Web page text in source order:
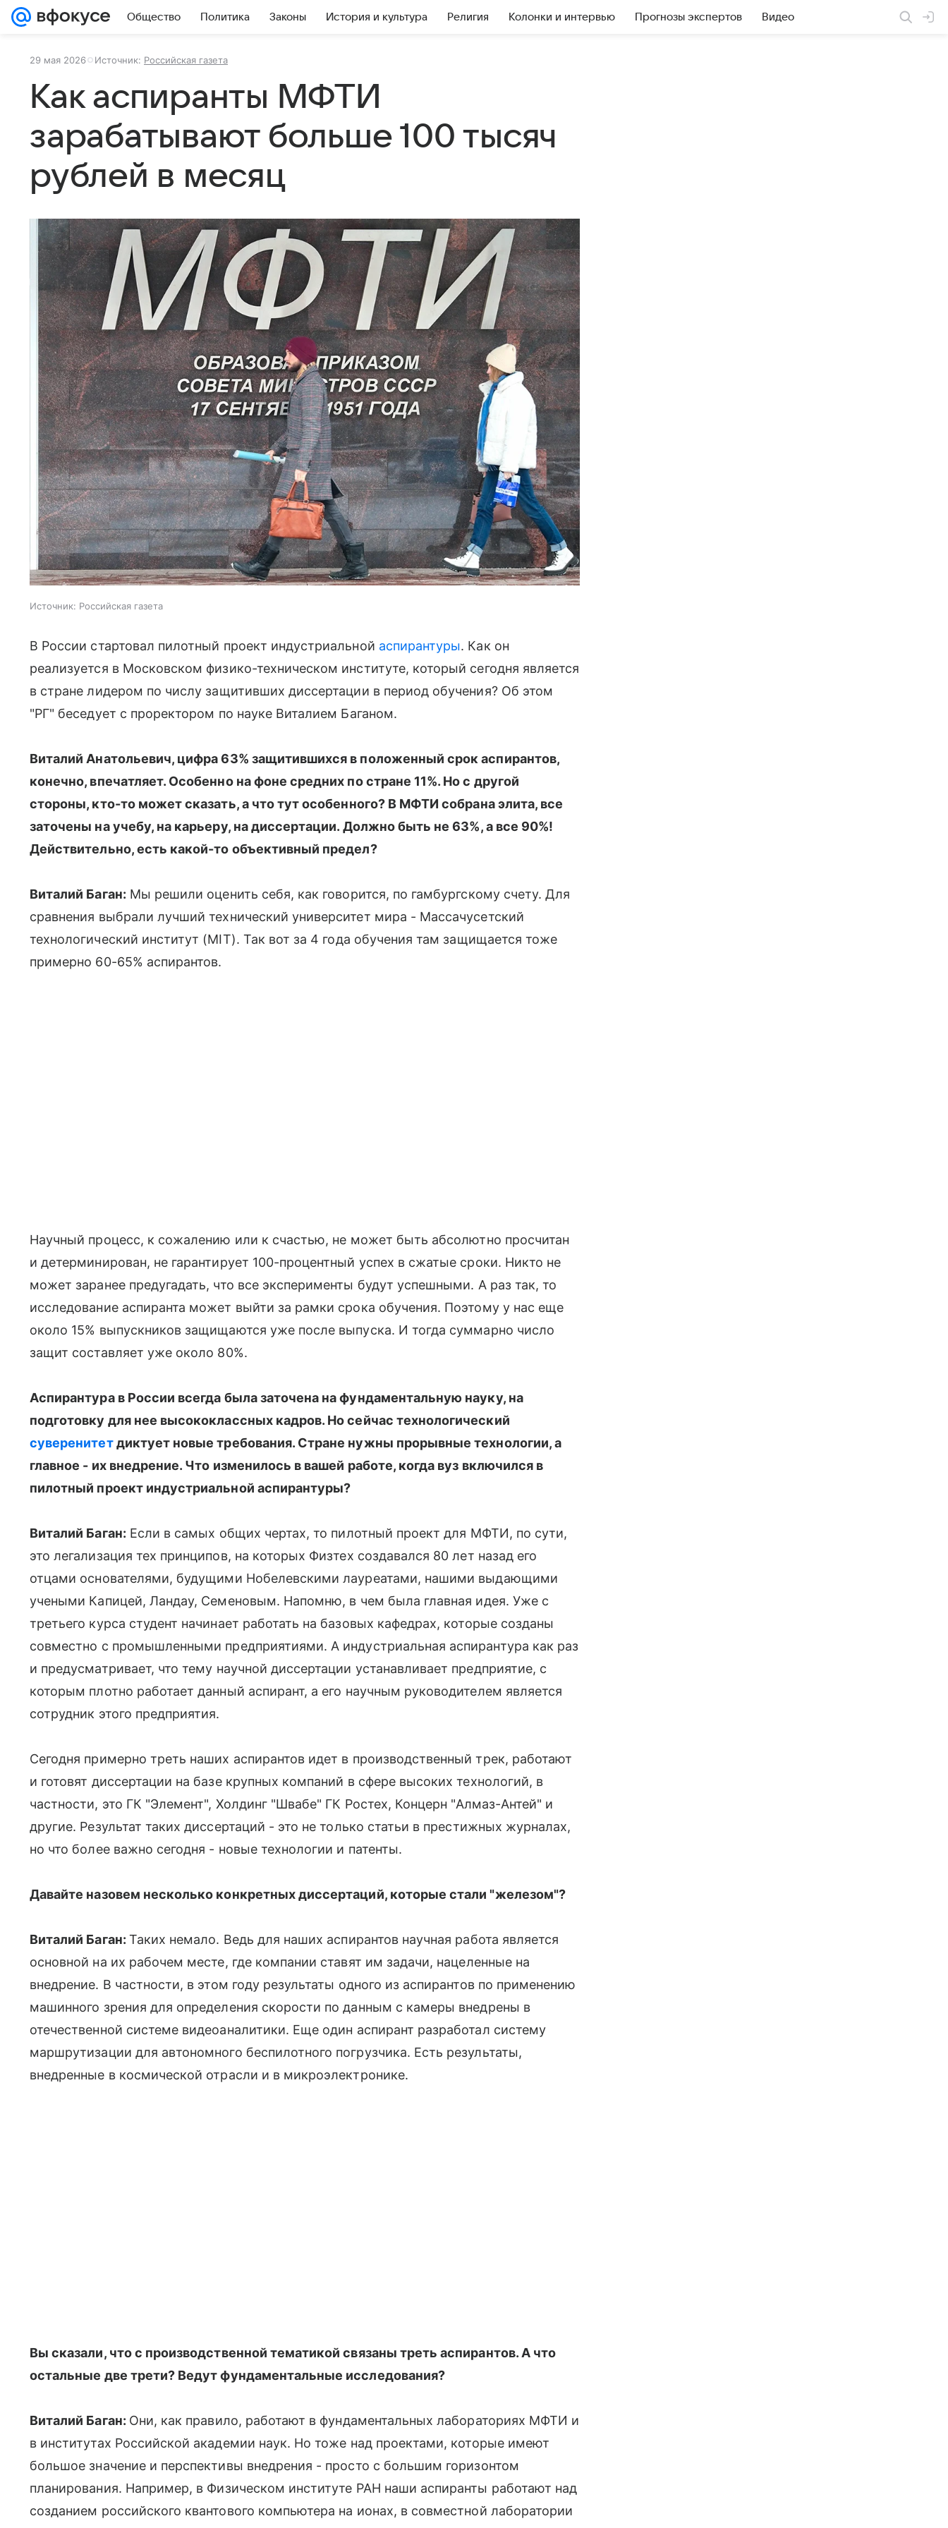
Общество Политика Законы История и культура Религия Колонки и интервью Прогнозы экспертов Видео
29 мая 2026 Источник: Российская газета
Как аспиранты МФТИ
зарабатывают больше 100 тысяч
рублей в месяц
Источник: Российская газета
В России стартовал пилотный проект индустриальной аспирантуры. Как он
реализуется в Московском физико-техническом институте, который сегодня является
в стране лидером по числу защитивших диссертации в период обучения? Об этом
"РГ" беседует с проректором по науке Виталием Баганом.
Виталий Анатольевич, цифра 63% защитившихся в положенный срок аспирантов,
конечно, впечатляет. Особенно на фоне средних по стране 11%. Но с другой
стороны, кто-то может сказать, а что тут особенного? В МФТИ собрана элита, все
заточены на учебу, на карьеру, на диссертации. Должно быть не 63%, а все 90%!
Действительно, есть какой-то объективный предел?
Виталий Баган: Мы решили оценить себя, как говорится, по гамбургскому счету. Для
сравнения выбрали лучший технический университет мира - Массачусетский
технологический институт (MIТ). Так вот за 4 года обучения там защищается тоже
примерно 60-65% аспирантов.
Научный процесс, к сожалению или к счастью, не может быть абсолютно просчитан
и детерминирован, не гарантирует 100-процентный успех в сжатые сроки. Никто не
может заранее предугадать, что все эксперименты будут успешными. А раз так, то
исследование аспиранта может выйти за рамки срока обучения. Поэтому у нас еще
около 15% выпускников защищаются уже после выпуска. И тогда суммарно число
защит составляет уже около 80%.
Аспирантура в России всегда была заточена на фундаментальную науку, на
подготовку для нее высококлассных кадров. Но сейчас технологический
суверенитетдиктует новые требования. Стране нужны прорывные технологии, а
главное - их внедрение. Что изменилось в вашей работе, когда вуз включился в
пилотный проект индустриальной аспирантуры?
Виталий Баган: Если в самых общих чертах, то пилотный проект для МФТИ, по сути,
это легализация тех принципов, на которых Физтех создавался 80 лет назад его
отцами основателями, будущими Нобелевскими лауреатами, нашими выдающими
учеными Капицей, Ландау, Семеновым. Напомню, в чем была главная идея. Уже с
третьего курса студент начинает работать на базовых кафедрах, которые созданы
совместно с промышленными предприятиями. А индустриальная аспирантура как раз
и предусматривает, что тему научной диссертации устанавливает предприятие, с
которым плотно работает данный аспирант, а его научным руководителем является
сотрудник этого предприятия.
Сегодня примерно треть наших аспирантов идет в производственный трек, работают
и готовят диссертации на базе крупных компаний в сфере высоких технологий, в
частности, это ГК "Элемент", Холдинг "Швабе" ГК Ростех, Концерн "Алмаз-Антей" и
другие. Результат таких диссертаций - это не только статьи в престижных журналах,
но что более важно сегодня - новые технологии и патенты.
Давайте назовем несколько конкретных диссертаций, которые стали "железом"?
Виталий Баган: Таких немало. Ведь для наших аспирантов научная работа является
основной на их рабочем месте, где компании ставят им задачи, нацеленные на
внедрение. В частности, в этом году результаты одного из аспирантов по применению
машинного зрения для определения скорости по данным с камеры внедрены в
отечественной системе видеоаналитики. Еще один аспирант разработал систему
маршрутизации для автономного беспилотного погрузчика. Есть результаты,
внедренные в космической отрасли и в микроэлектронике.
Вы сказали, что с производственной тематикой связаны треть аспирантов. А что
остальные две трети? Ведут фундаментальные исследования?
Виталий Баган: Они, как правило, работают в фундаментальных лабораториях МФТИ и
в институтах Российской академии наук. Но тоже над проектами, которые имеют
большое значение и перспективы внедрения - просто с большим горизонтом
планирования. Например, в Физическом институте РАН наши аспиранты работают над
созданием российского квантового компьютера на ионах, в совместной лаборатории